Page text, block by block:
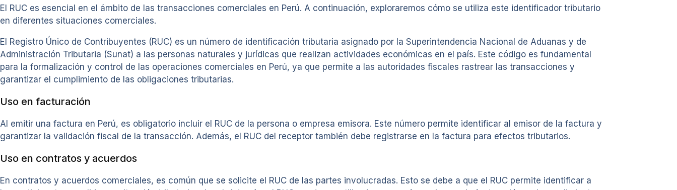
El RUC es esencial en el ámbito de las transacciones comerciales en Perú. A continuación, exploraremos cómo se utiliza este identificador tributario
en diferentes situaciones comerciales.
El Registro Único de Contribuyentes (RUC) es un número de identificación tributaria asignado por la Superintendencia Nacional de Aduanas y de
Administración Tributaria (Sunat) a las personas naturales y jurídicas que realizan actividades económicas en el país. Este código es fundamental
para la formalización y control de las operaciones comerciales en Perú, ya que permite a las autoridades fiscales rastrear las transacciones y
garantizar el cumplimiento de las obligaciones tributarias.
Uso en facturación
Al emitir una factura en Perú, es obligatorio incluir el RUC de la persona o empresa emisora. Este número permite identificar al emisor de la factura y
garantizar la validación fiscal de la transacción. Además, el RUC del receptor también debe registrarse en la factura para efectos tributarios.
Uso en contratos y acuerdos
En contratos y acuerdos comerciales, es común que se solicite el RUC de las partes involucradas. Esto se debe a que el RUC permite identificar a